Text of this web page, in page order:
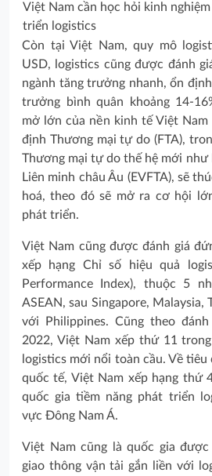
Việt Nam cần học hỏi kinh
triển logistics
Còn tại Việt Nam, quy mô
USD, logistics cũng được đánh
ngành tăng trưởng nhanh, ổn
trưởng bình quân khoảng 14-
mở lớn của nền kinh tế Việt
định Thương mại tự do (FTA),
Thương mại tự do thế hệ mới như
Liên minh châu Âu (EVFTA), sẽ
hoá, theo đó sẽ mở ra cơ hội
phát triển.
Việt Nam cũng được đánh giá
xếp hạng Chỉ số hiệu quả
Performance Index), thuộc 5
ASEAN, sau Singapore, Malaysia,
với Philippines. Cũng theo
2022, Việt Nam xếp thứ 11
logistics mới nổi toàn cầu. Về
quốc tế, Việt Nam xếp hạng thứ
quốc gia tiềm năng phát triển
vực Đông Nam Á.
Việt Nam cũng là quốc gia
giao thông vận tải gắn liền với